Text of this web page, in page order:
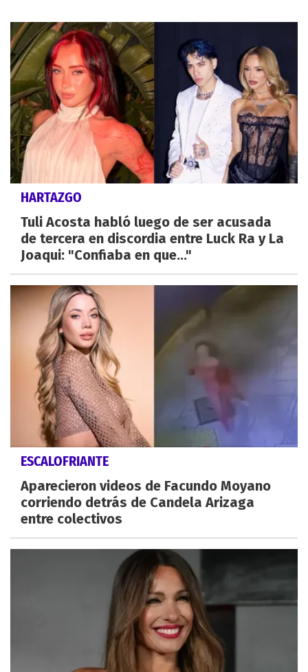
HARTAZGO
Tuli Acosta habló luego de ser acusada
de tercera en discordia entre Luck Ra y La
Joaqui: "Confiaba en que..."
ESCALOFRIANTE
Aparecieron videos de Facundo Moyano
corriendo detrás de Candela Arizaga
entre colectivos